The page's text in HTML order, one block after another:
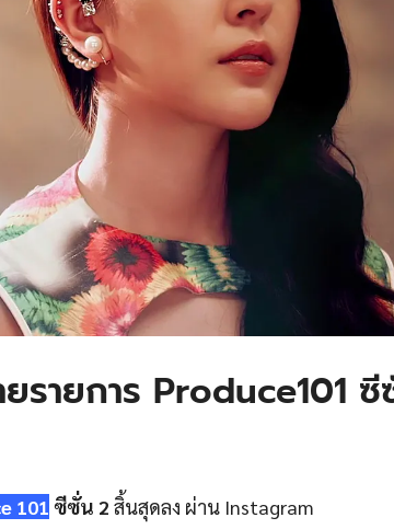
รายการ Produce101
101 ซีซั่น 2 สิ้นสุดลง ผ่าน Instagram